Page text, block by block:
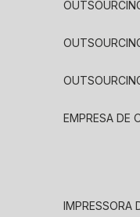
EMPRESA
IMPRESSORA